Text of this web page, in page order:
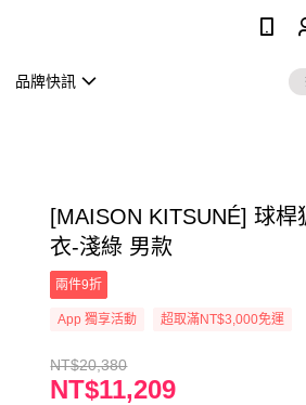
品牌快訊
[MAISON KITSUNÉ] 球
衣-淺綠 男款
兩件9折
App 獨享活動 超取滿NT$3,000免運
NT$20,380
NT$11,209